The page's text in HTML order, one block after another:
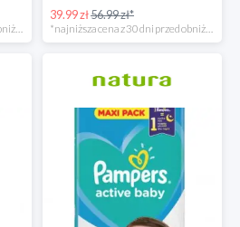
*najniższa cena z 30 dni przed obniżką
39.99 zł56.99 zł*
*najniższa cena z 30 dni przed obniżką